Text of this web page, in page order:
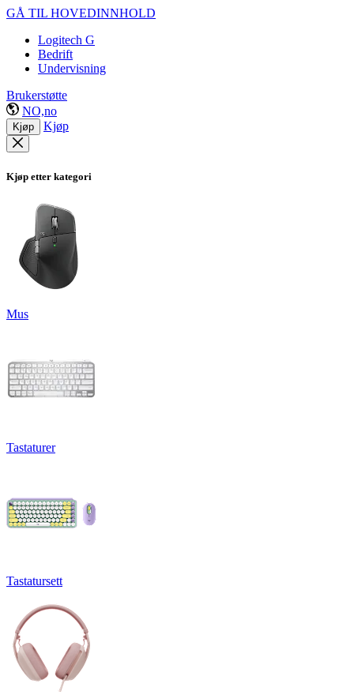
GÅ TIL HOVEDINNHOLD
Logitech G
Bedrift
Undervisning
Brukerstøtte
NO,no
Kjøp Kjøp
Kjøp etter kategori
Mus
Tastaturer
Tastatursett